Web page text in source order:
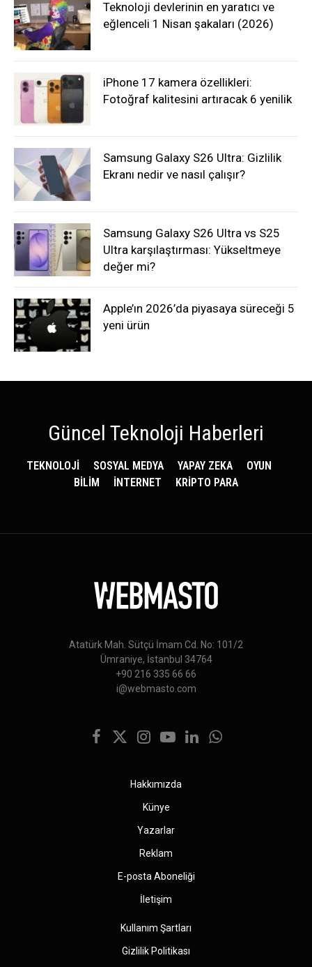
Teknoloji devlerinin en yaratıcı ve
eğlenceli 1 Nisan şakaları (2026)
iPhone 17 kamera özellikleri:
Fotoğraf kalitesini artıracak 6 yenilik
Samsung Galaxy S26 Ultra: Gizlilik
Ekranı nedir ve nasıl çalışır?
Samsung Galaxy S26 Ultra vs S25
Ultra karşılaştırması: Yükseltmeye
değer mi?
Apple’ın 2026’da piyasaya süreceği 5
yeni ürün
Güncel Teknoloji Haberleri
TEKNOLOJİ SOSYAL MEDYA YAPAY ZEKA
OYUN
BİLİM
İNTERNET KRİPTO PARA
Atatürk Mah. Sütçü İmam Cd. No: 101/2
Ümraniye, İstanbul 34764
+90 216 335 66 66
i@webmasto.com
Facebook
X
Instagram
YouTubeLinkedInWhatsApp
Hakkımızda
Künye
Yazarlar
Reklam
E-posta Aboneliği
İletişim
Kullanım Şartları
Gizlilik Politikası